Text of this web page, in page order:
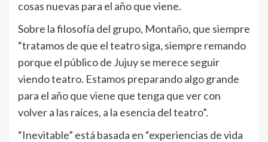
cosas nuevas para el año que viene.
Sobre la filosofía del grupo, Montaño, que siempre
“tratamos de que el teatro siga, siempre remando
porque el público de Jujuy se merece seguir
viendo teatro. Estamos preparando algo grande
para el año que viene que tenga que ver con
volver a las raíces, a la esencia del teatro”.
“Inevitable” está basada en “experiencias de vida